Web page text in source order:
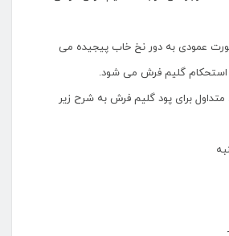
عمودی به دور نخ خاب پیجیده می
گلیم فرش می شود.
برای پود گلیم فرش به شرح زیر